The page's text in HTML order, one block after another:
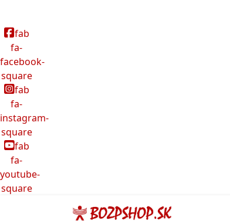
fab
fa-
facebook-
square
fab
fa-
instagram-
square
fab
fa-
youtube-
square